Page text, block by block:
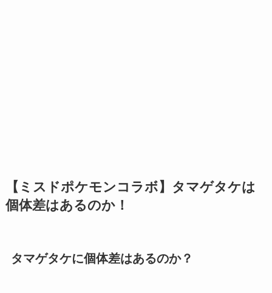
【ミスドポケモンコラボ】タマゲタケは
個体差はあるのか！
タマゲタケに個体差はあるのか？